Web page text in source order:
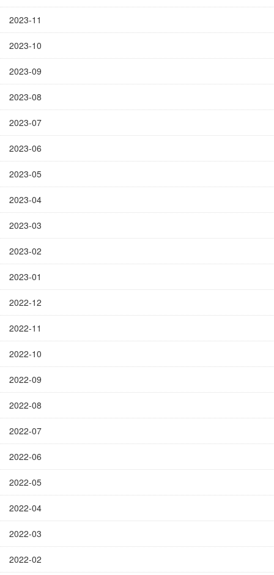
2023-11
2023-10
2023-09
2023-08
2023-07
2023-06
2023-05
2023-04
2023-03
2023-02
2023-01
2022-12
2022-11
2022-10
2022-09
2022-08
2022-07
2022-06
2022-05
2022-04
2022-03
2022-02